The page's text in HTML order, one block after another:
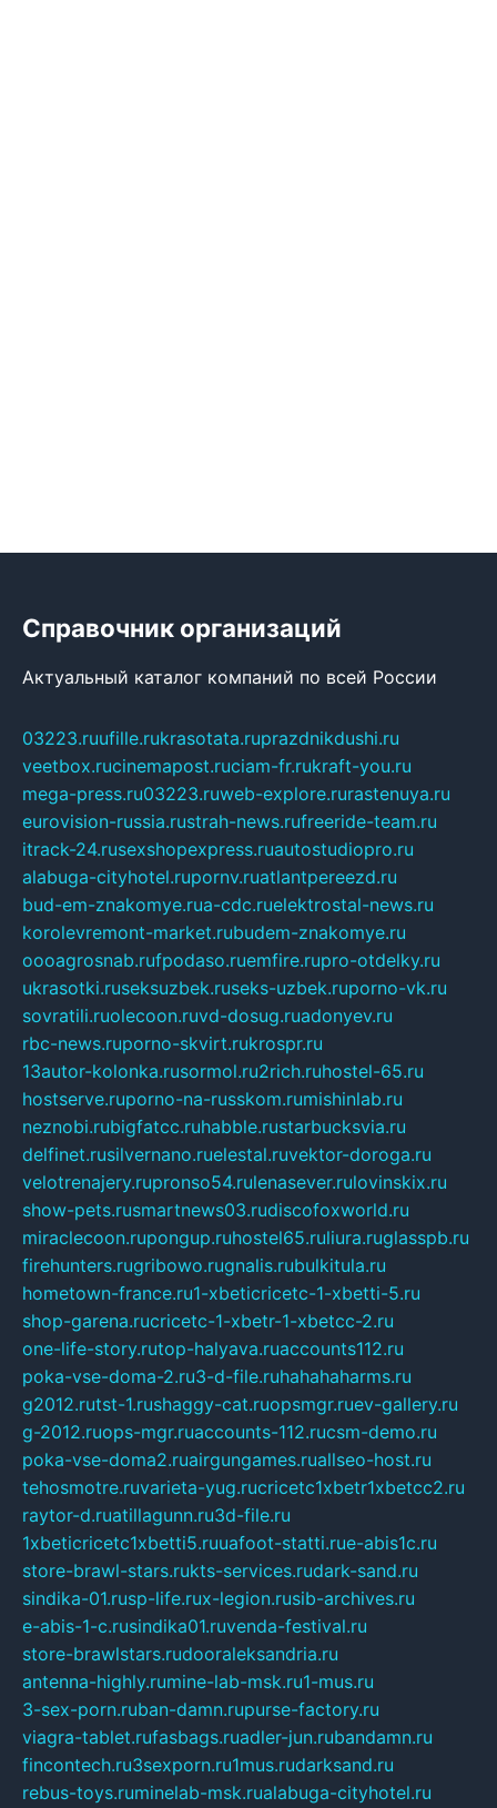
Справочник организаций
Актуальный каталог компаний по всей России
03223.ruufille.rukrasotata.ruprazdnikdushi.ru
veetbox.rucinemapost.ruciam-fr.rukraft-you.ru
mega-press.ru03223.ruweb-explore.rurastenuya.ru
eurovision-russia.rustrah-news.rufreeride-team.ru
itrack-24.rusexshopexpress.ruautostudiopro.ru
alabuga-cityhotel.rupornv.ruatlantpereezd.ru
bud-em-znakomye.rua-cdc.ruelektrostal-news.ru
korolevremont-market.rubudem-znakomye.ru
oooagrosnab.rufpodaso.ruemfire.rupro-otdelky.ru
ukrasotki.ruseksuzbek.ruseks-uzbek.ruporno-vk.ru
sovratili.ruolecoon.ruvd-dosug.ruadonyev.ru
rbc-news.ruporno-skvirt.rukrospr.ru
13autor-kolonka.rusormol.ru2rich.ruhostel-65.ru
hostserve.ruporno-na-russkom.rumishinlab.ru
neznobi.rubigfatcc.ruhabble.rustarbucksvia.ru
delfinet.rusilvernano.ruelestal.ruvektor-doroga.ru
velotrenajery.rupronso54.rulenasever.rulovinskix.ru
show-pets.rusmartnews03.rudiscofoxworld.ru
miraclecoon.rupongup.ruhostel65.ruliura.ruglasspb.ru
firehunters.rugribowo.rugnalis.rubulkitula.ru
hometown-france.ru1-xbeticricetc-1-xbetti-5.ru
shop-garena.rucricetc-1-xbetr-1-xbetcc-2.ru
one-life-story.rutop-halyava.ruaccounts112.ru
poka-vse-doma-2.ru3-d-file.ruhahahaharms.ru
g2012.rutst-1.rushaggy-cat.ruopsmgr.ruev-gallery.ru
g-2012.ruops-mgr.ruaccounts-112.rucsm-demo.ru
poka-vse-doma2.ruairgungames.ruallseo-host.ru
tehosmotre.ruvarieta-yug.rucricetc1xbetr1xbetcc2.ru
raytor-d.ruatillagunn.ru3d-file.ru
1xbeticricetc1xbetti5.ruuafoot-statti.rue-abis1c.ru
store-brawl-stars.rukts-services.rudark-sand.ru
sindika-01.rusp-life.rux-legion.rusib-archives.ru
e-abis-1-c.rusindika01.ruvenda-festival.ru
store-brawlstars.rudooraleksandria.ru
antenna-highly.rumine-lab-msk.ru1-mus.ru
3-sex-porn.ruban-damn.rupurse-factory.ru
viagra-tablet.rufasbags.ruadler-jun.rubandamn.ru
fincontech.ru3sexporn.ru1mus.rudarksand.ru
rebus-toys.ruminelab-msk.rualabuga-cityhotel.ru